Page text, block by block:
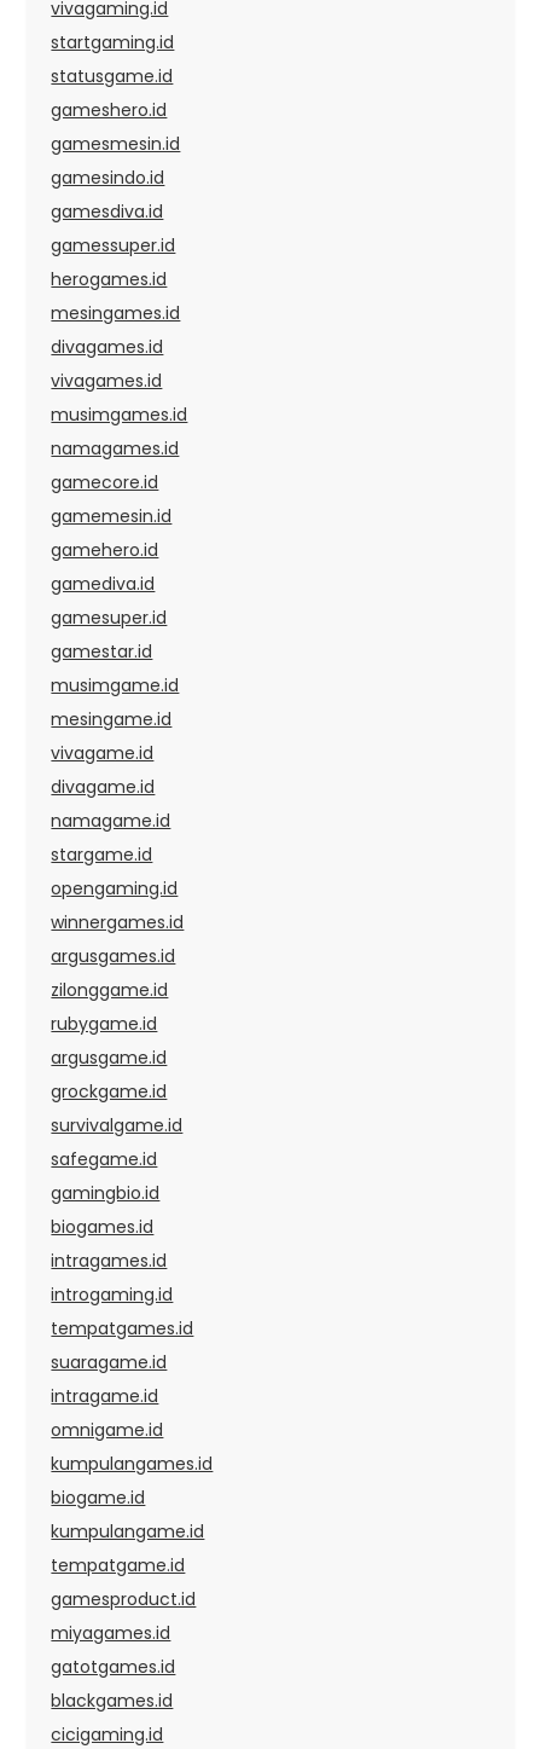
vivagaming.id
startgaming.id
statusgame.id
gameshero.id
gamesmesin.id
gamesindo.id
gamesdiva.id
gamessuper.id
herogames.id
mesingames.id
divagames.id
vivagames.id
musimgames.id
namagames.id
gamecore.id
gamemesin.id
gamehero.id
gamediva.id
gamesuper.id
gamestar.id
musimgame.id
mesingame.id
vivagame.id
divagame.id
namagame.id
stargame.id
opengaming.id
winnergames.id
argusgames.id
zilonggame.id
rubygame.id
argusgame.id
grockgame.id
survivalgame.id
safegame.id
gamingbio.id
biogames.id
intragames.id
introgaming.id
tempatgames.id
suaragame.id
intragame.id
omnigame.id
kumpulangames.id
biogame.id
kumpulangame.id
tempatgame.id
gamesproduct.id
miyagames.id
gatotgames.id
blackgames.id
cicigaming.id